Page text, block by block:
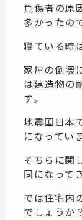
負傷者の原
多かったの
寝ている時
家屋の倒壊
は建造物の
す。
地震国日本
になってい
そちらに関
固になって
では住宅内
でしょうか？